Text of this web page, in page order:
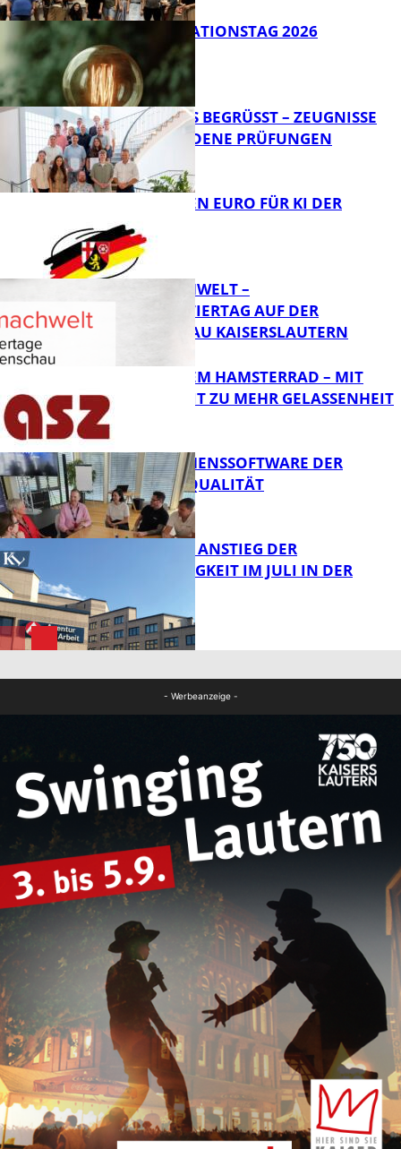
FB News
Bildung
SIAK-INNOVATIONSTAG 2026
NEUE AZUBIS BEGRÜSST – ZEUGNISSE F
ÜR BESTANDENE PRÜFUNGEN
Bildung
20 MILLIONEN EURO FÜR KI DER
ZUKUNFT
Bildung
MI(N)TMACHWELT –
EXPERIMENTIERTAG AUF DER
GARTENSCHAU KAISERSLAUTERN
Bildung
RAUS AUS DEM HAMSTERRAD – MIT
ACHTSAMKEIT ZU MEHR GELASSENHEIT
FB News
UNTERNEHMENSSOFTWARE DER
HÖCHSTEN QUALITÄT
SAISONALER ANSTIEG DER
ARBEITSLOSIGKEIT IM JULI IN DER
- Werbeanzeige -